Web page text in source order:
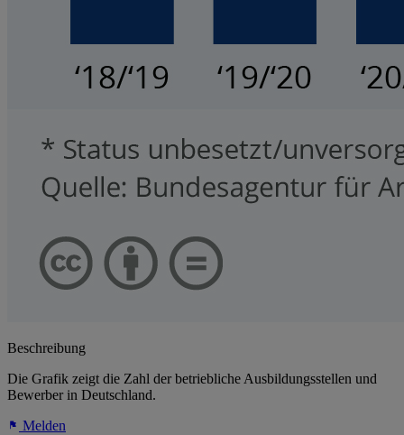
Beschreibung
Die Grafik zeigt die Zahl der betriebliche Ausbildungsstellen und
Bewerber in Deutschland.
Melden